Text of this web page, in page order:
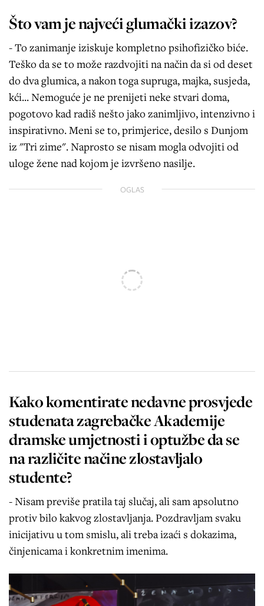
Što vam je najveći glumački izazov?
- To zanimanje iziskuje kompletno psihofizičko biće.
Teško da se to može razdvojiti na način da si od deset
do dva glumica, a nakon toga supruga, majka, susjeda,
kći... Nemoguće je ne prenijeti neke stvari doma,
pogotovo kad radiš nešto jako zanimljivo, intenzivno i
inspirativno. Meni se to, primjerice, desilo s Dunjom
iz "Tri zime". Naprosto se nisam mogla odvojiti od
uloge žene nad kojom je izvršeno nasilje.
OGLAS
Kako komentirate nedavne prosvjede
studenata zagrebačke Akademije
dramske umjetnosti i optužbe da se
na različite načine zlostavljalo
studente?
- Nisam previše pratila taj slučaj, ali sam apsolutno
protiv bilo kakvog zlostavljanja. Pozdravljam svaku
inicijativu u tom smislu, ali treba izaći s dokazima,
činjenicama i konkretnim imenima.